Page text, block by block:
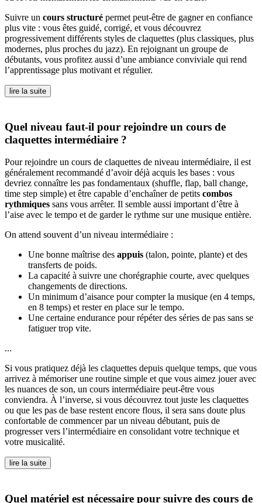
Suivre un cours structuré permet peut-être de gagner en confiance
plus vite : vous êtes guidé, corrigé, et vous découvrez
progressivement différents styles de claquettes (plus classiques, plus
modernes, plus proches du jazz). En rejoignant un groupe de
débutants, vous profitez aussi d’une ambiance conviviale qui rend
l’apprentissage plus motivant et régulier.
lire la suite
Quel niveau faut-il pour rejoindre un cours de
claquettes intermédiaire ?
Pour rejoindre un cours de claquettes de niveau intermédiaire, il est
généralement recommandé d’avoir déjà acquis les bases : vous
devriez connaître les pas fondamentaux (shuffle, flap, ball change,
time step simple) et être capable d’enchaîner de petits combos
rythmiques sans vous arrêter. Il semble aussi important d’être à
l’aise avec le tempo et de garder le rythme sur une musique entière.
On attend souvent d’un niveau intermédiaire :
Une bonne maîtrise des appuis (talon, pointe, plante) et des
transferts de poids.
La capacité à suivre une chorégraphie courte, avec quelques
changements de directions.
Un minimum d’aisance pour compter la musique (en 4 temps,
en 8 temps) et rester en place sur le tempo.
Une certaine endurance pour répéter des séries de pas sans se
fatiguer trop vite.
...
Si vous pratiquez déjà les claquettes depuis quelque temps, que vous
arrivez à mémoriser une routine simple et que vous aimez jouer avec
les nuances de son, un cours intermédiaire peut-être vous
conviendra. À l’inverse, si vous découvrez tout juste les claquettes
ou que les pas de base restent encore flous, il sera sans doute plus
confortable de commencer par un niveau débutant, puis de
progresser vers l’intermédiaire en consolidant votre technique et
votre musicalité.
lire la suite
Quel matériel est nécessaire pour suivre des cours de